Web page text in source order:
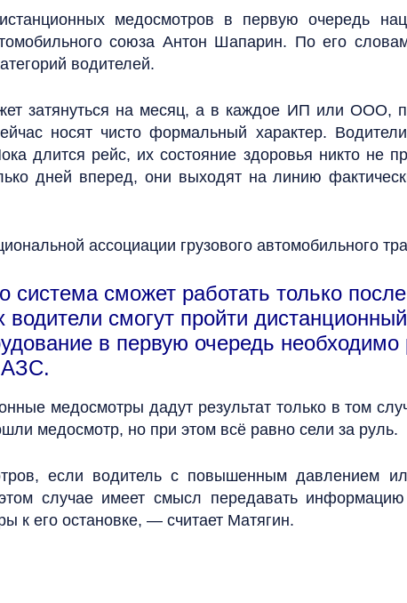
медосмотров в первую очередь
союза Антон Шапарин. По его
водителей.
затянуться на месяц, а в каждое ИП или ООО,
носят чисто формальный характер.
длится рейс, их состояние здоровья никто не
дней вперед, они выходят на линию
ассоциации грузового автомобильного
сможет работать только после
водители смогут пройти
в первую очередь необходимо
медосмотры дадут результат только в том
медосмотр, но при этом всё равно сели за руль.
если водитель с повышенным давлением
случае имеет смысл передавать
к его остановке, — считает Матягин.